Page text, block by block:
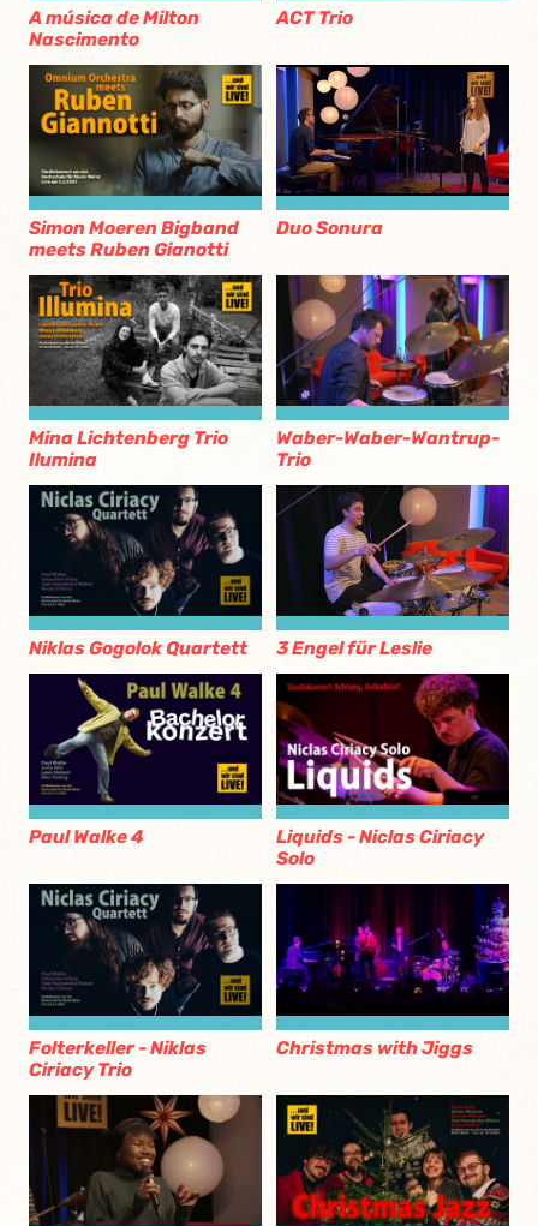
A música de Milton
Nascimento
ACT Trio
Simon Moeren Bigband
meets Ruben Gianotti
Duo Sonura
Mina Lichtenberg Trio
Ilumina
Waber-Waber-Wantrup-
Trio
Niklas Gogolok Quartett 3 Engel für Leslie
Paul Walke 4
Liquids - Niclas Ciriacy
Solo
Folterkeller - Niklas
Ciriacy Trio
Christmas with Jiggs